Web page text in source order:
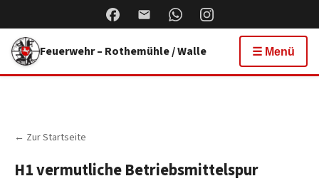
Feuerwehr – Rothemühle / Walle ☰ Menü
← Zur Startseite
H1 vermutliche Betriebsmittelspur